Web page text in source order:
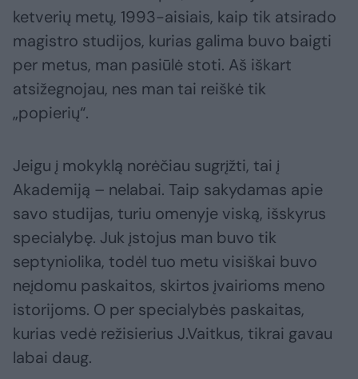
ketverių metų, 1993-aisiais, kaip tik atsirado
magistro studijos, kurias galima buvo baigti
per metus, man pasiūlė stoti. Aš iškart
atsižegnojau, nes man tai reiškė tik
„popierių“.
Jeigu į mokyklą norėčiau sugrįžti, tai į
Akademiją – nelabai. Taip sakydamas apie
savo studijas, turiu omenyje viską, išskyrus
specialybę. Juk įstojus man buvo tik
septyniolika, todėl tuo metu visiškai buvo
neįdomu paskaitos, skirtos įvairioms meno
istorijoms. O per specialybės paskaitas,
kurias vedė režisierius J.Vaitkus, tikrai gavau
labai daug.